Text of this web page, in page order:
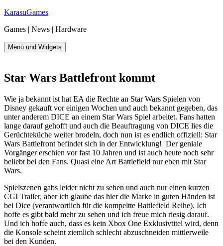
Zum
springen
KarasuGames
Games | News | Hardware
Menü und Widgets
Star Wars Battlefront kommt
Wie ja bekannt ist hat EA die Rechte an Star Wars Spielen von
Disney gekauft vor einigen Wochen und auch bekannt gegeben, das
unter anderem DICE an einem Star Wars Spiel arbeitet. Fans hatten
lange darauf gehofft und auch die Beauftragung von DICE lies die
Gerüchteküche weiter brodeln, doch nun ist es endlich offiziell: Star
Wars Battlefront befindet sich in der Entwicklung! Der geniale
Vorgänger erschien vor fast 10 Jahren und ist auch heute noch sehr
beliebt bei den Fans. Quasi eine Art Battlefield nur eben mit Star
Wars.
Spielszenen gabs leider nicht zu sehen und auch nur einen kurzen
CGI Trailer, aber ich glaube das hier die Marke in guten Händen ist
bei Dice (verantwortlich für die kompeltte Battlefield Reihe). Ich
hoffe es gibt bald mehr zu sehen und ich freue mich riesig darauf.
Und ich hoffe auch, dass es kein Xbox One Exklusivtitel wird, denn
die Konsole scheint ziemlich schlecht abzuschneiden mittlerweile
bei den Kunden.